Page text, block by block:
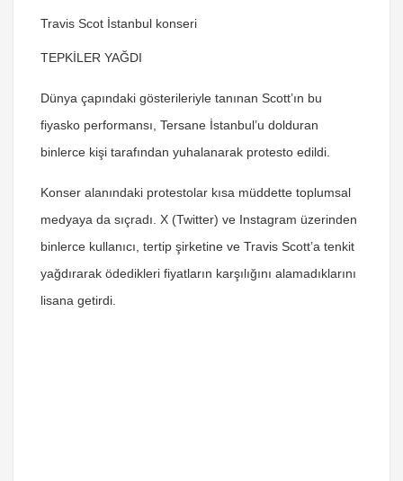
Travis Scot İstanbul konseri
TEPKİLER YAĞDI
Dünya çapındaki gösterileriyle tanınan Scott’ın bu
fiyasko performansı, Tersane İstanbul’u dolduran
binlerce kişi tarafından yuhalanarak protesto edildi.
Konser alanındaki protestolar kısa müddette toplumsal
medyaya da sıçradı. X (Twitter) ve Instagram üzerinden
binlerce kullanıcı, tertip şirketine ve Travis Scott’a tenkit
yağdırarak ödedikleri fiyatların karşılığını alamadıklarını
lisana getirdi.